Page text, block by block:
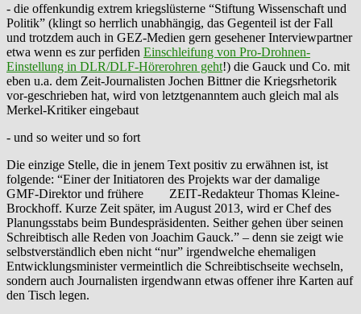
- die offenkundig extrem kriegslüsterne “Stiftung Wissenschaft und
Politik” (klingt so herrlich unabhängig, das Gegenteil ist der Fall
und trotzdem auch in GEZ-Medien gern gesehener Interviewpartner
etwa wenn es zur perfiden Einschleifung von Pro-Drohnen-
Einstellung in DLR/DLF-Hörerohren geht!) die Gauck und Co. mit
eben u.a. dem Zeit-Journalisten Jochen Bittner die Kriegsrhetorik
vor-geschrieben hat, wird von letztgenanntem auch gleich mal als
Merkel-Kritiker eingebaut
- und so weiter und so fort
Die einzige Stelle, die in jenem Text positiv zu erwähnen ist, ist
folgende: “Einer der Initiatoren des Projekts war der damalige
GMF-Direktor und frühere ZEIT-Redakteur Thomas Kleine-
Brockhoff. Kurze Zeit später, im August 2013, wird er Chef des
Planungsstabs beim Bundespräsidenten. Seither gehen über seinen
Schreibtisch alle Reden von Joachim Gauck.” – denn sie zeigt wie
selbstverständlich eben nicht “nur” irgendwelche ehemaligen
Entwicklungsminister vermeintlich die Schreibtischseite wechseln,
sondern auch Journalisten irgendwann etwas offener ihre Karten auf
den Tisch legen.